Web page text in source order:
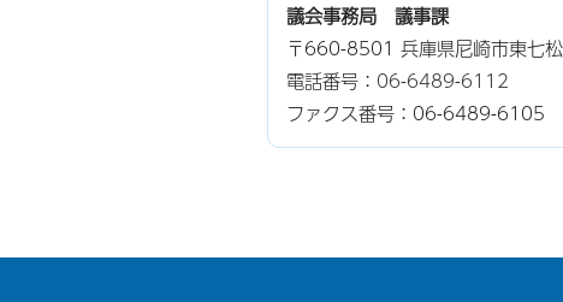
議会事務局 議事課
〒660-8501 兵庫県尼崎市東七
電話番号： 06-6489-6112
ファクス番号：06-6489-6105